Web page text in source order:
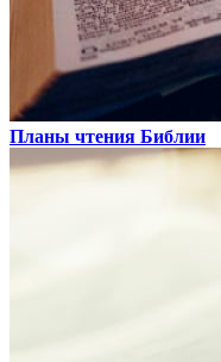
Планы чтения Библии